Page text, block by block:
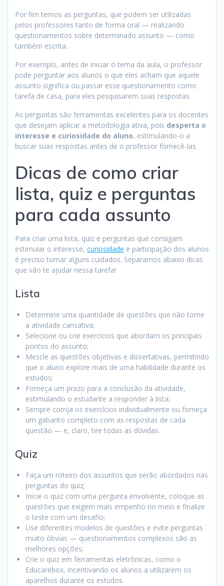
Por fim temos as perguntas, que podem ser utilizadas
pelos professores tanto de forma oral — realizando
questionamentos sobre determinado assunto — como
também escrita.
Por exemplo, antes de iniciar o tema da aula, o professor
pode perguntar aos alunos o que eles acham que aquele
assunto significa ou passar esse questionamento como
tarefa de casa, para eles pesquisarem suas respostas.
As perguntas são ferramentas excelentes para os docentes
que desejam aplicar a metodologia ativa, pois desperta o
interesse e curiosidade do aluno, estimulando-o a
buscar suas respostas antes de o professor fornecê-las.
Dicas de como criar
lista, quiz e perguntas
para cada assunto
Para criar uma lista, quiz e perguntas que consigam
estimular o interesse, curiosidade e participação dos alunos
é preciso tomar alguns cuidados. Separamos abaixo dicas
que vão te ajudar nessa tarefa!
Lista
Determine uma quantidade de questões que não torne
a atividade cansativa;
Selecione ou crie exercícios que abordam os principais
pontos do assunto;
Mescle as questões objetivas e dissertativas, permitindo
que o aluno explore mais de uma habilidade durante os
estudos;
Forneça um prazo para a conclusão da atividade,
estimulando o estudante a responder à lista;
Sempre corrija os exercícios individualmente ou forneça
um gabarito completo com as respostas de cada
questão — e, claro, tire todas as dúvidas.
Quiz
Faça um roteiro dos assuntos que serão abordados nas
perguntas do quiz;
Inicie o quiz com uma pergunta envolvente, coloque as
questões que exigem mais empenho no meio e finalize
o teste com um desafio;
Use diferentes modelos de questões e evite perguntas
muito óbvias — questionamentos complexos são as
melhores opções;
Crie o quiz em ferramentas eletrônicas, como o
Educarebox, incentivando os alunos a utilizarem os
aparelhos durante os estudos.